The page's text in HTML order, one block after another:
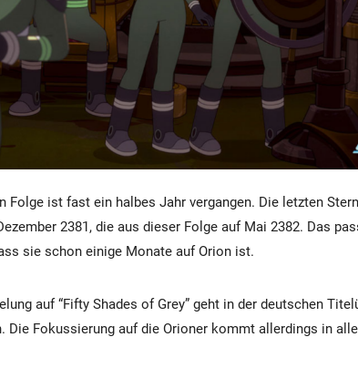
Folge ist fast ein halbes Jahr vergangen. Die letzten
2381, die aus dieser Folge auf Mai 2382. Das
sie schon einige Monate auf Orion ist.
auf “Fifty Shades of Grey” geht in der deutschen
Die Fokussierung auf die Orioner kommt allerdings in